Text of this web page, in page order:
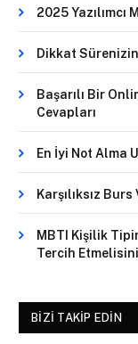
2025 Yazılımcı
Dikkat
Başarılı Bir
Cevapları
En İyi Not Alma
Karşılıksız
MBTI Kişilik
Tercih
BIZI TAKIP EDIN